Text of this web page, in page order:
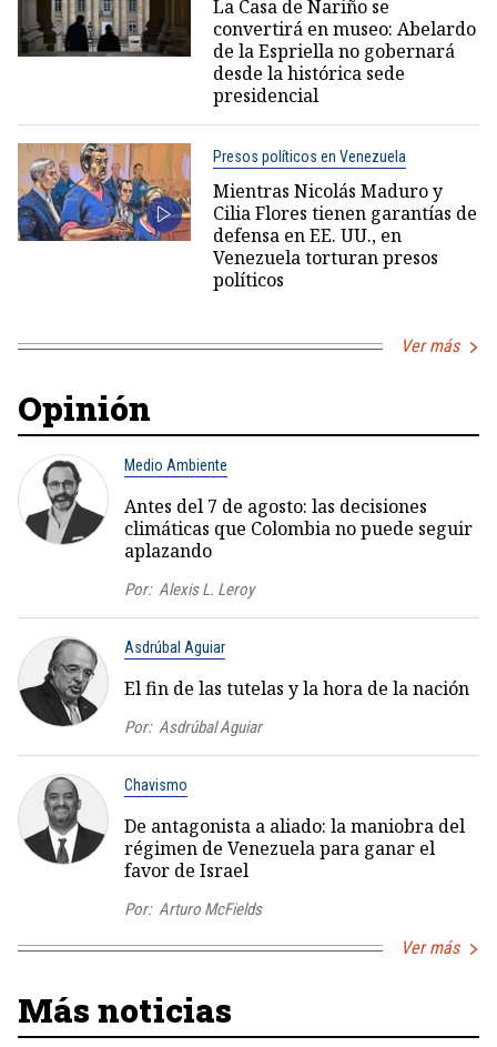
La Casa de Nariño se
convertirá en museo: Abelardo
de la Espriella no gobernará
desde la histórica sede
presidencial
Presos políticos en Venezuela
Mientras Nicolás Maduro y
Cilia Flores tienen garantías de
defensa en EE. UU., en
Venezuela torturan presos
políticos
Ver más
Opinión
Medio Ambiente
Antes del 7 de agosto: las decisiones
climáticas que Colombia no puede seguir
aplazando
Por: Alexis L. Leroy
Asdrúbal Aguiar
El fin de las tutelas y la hora de la nación
Por: Asdrúbal Aguiar
Chavismo
De antagonista a aliado: la maniobra del
régimen de Venezuela para ganar el
favor de Israel
Por: Arturo McFields
Ver más
Más noticias